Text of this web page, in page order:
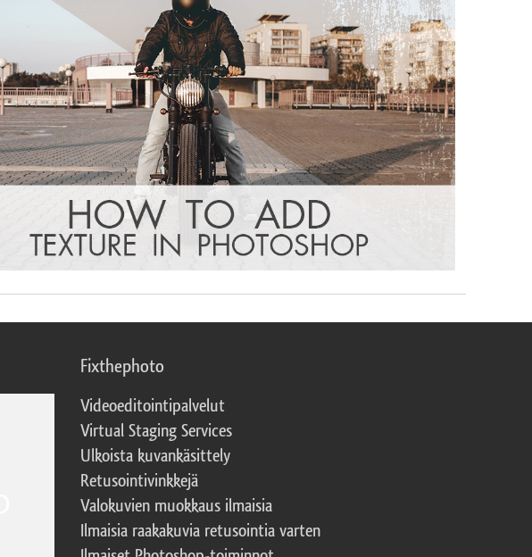
Fixthephoto
Videoeditointipalvelut
Virtual Staging Services
Ulkoista kuvankäsittely
Retusointivinkkejä
Valokuvien muokkaus ilmaisia
Ilmaisia raakakuvia retusointia varten